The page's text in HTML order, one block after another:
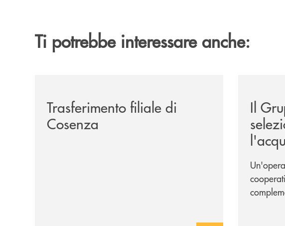
Ti potrebbe interessare anche:
Trasferimento filiale di
Cosenza
Il